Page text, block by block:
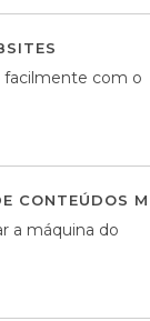
facilmente com o
CONTEÚDOS
a máquina do